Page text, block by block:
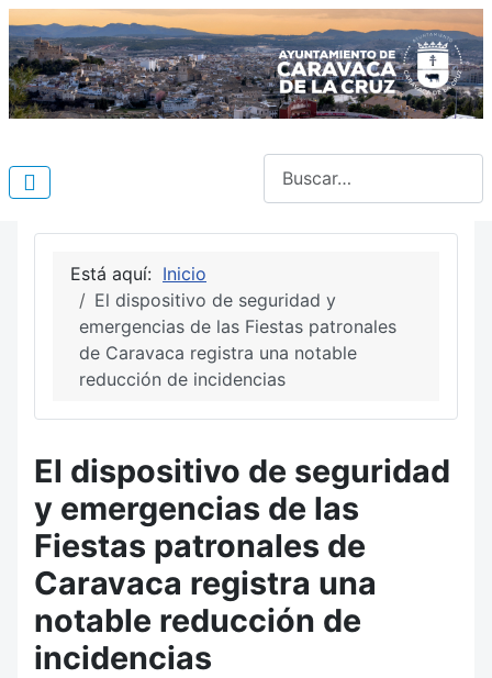
Está aquí: Inicio
El dispositivo de seguridad y
emergencias de las Fiestas patronales
de Caravaca registra una notable
reducción de incidencias
El dispositivo de seguridad
y emergencias de las
Fiestas patronales de
Caravaca registra una
notable reducción de
incidencias